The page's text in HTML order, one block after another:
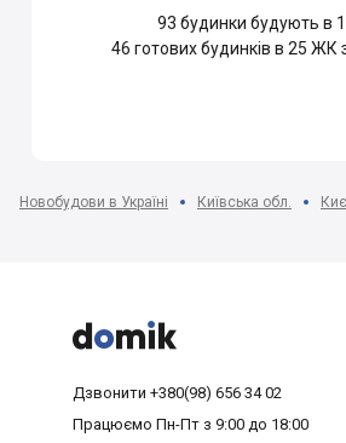
93 будинки будують в
46 готових будинків в 25 ЖК
Новобудови в Україні Київська обл.



Дзвонити +380(98) 656 34 02
Працюємо Пн-Пт з 9:00 до 18:00